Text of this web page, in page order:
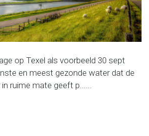
op Texel als voorbeeld 30 sept
en meest gezonde water dat de
ruime mate geeft p......